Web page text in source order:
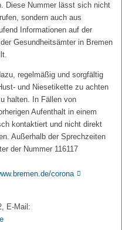
Diese Nummer lässt sich nicht
sondern auch aus
Informationen auf der
Gesundheitsämter in Bremen
regelmäßig und sorgfältig
und Niesetikette zu achten
halten. In Fällen von
Aufenthalt in einem
kontaktiert und nicht direkt
Außerhalb der Sprechzeiten
der Nummer 116117
corona
E-Mail: